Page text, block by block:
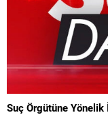
Suç Örgütüne